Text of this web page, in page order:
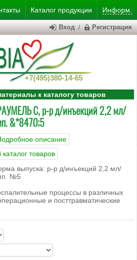
Каталог продукции Информ.
+7(495)380-14-65
Вход / Регистрация
к каталогу товаров
С, р-р д/инъекций 2,2 мл/
&*8470;5
описание
каталог товаров
выпуска: р-р д/инъекций 2,2 мл/
№5
процессы в различных
и посттравматические